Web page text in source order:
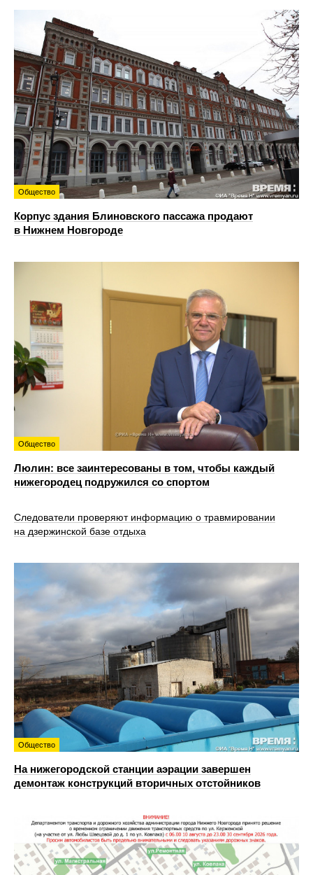
Общество
Корпус здания Блиновского пассажа продают
в Нижнем Новгороде
Общество
Люлин: все заинтересованы в том, чтобы каждый
нижегородец подружился со спортом
Следователи проверяют информацию о травмировании
на дзержинской базе отдыха
Общество
На нижегородской станции аэрации завершен
демонтаж конструкций вторичных отстойников